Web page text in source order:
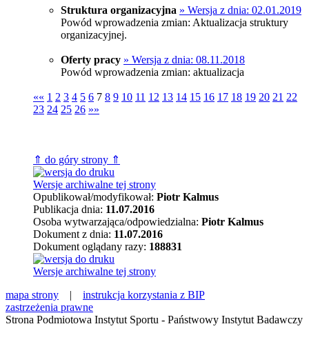
Struktura organizacyjna » Wersja z dnia: 02.01.2019
Powód wprowadzenia zmian: Aktualizacja struktury
organizacyjnej.
Oferty pracy » Wersja z dnia: 08.11.2018
Powód wprowadzenia zmian: aktualizacja
«« 1 2 3 4 5 6 7 8 9 10 11 12 13 14 15 16 17 18 19 20 21 22
23 24 25 26 »»
⇑ do góry strony ⇑
Wersje archiwalne tej strony
Opublikował/modyfikował: Piotr Kalmus
Publikacja dnia: 11.07.2016
Osoba wytwarzająca/odpowiedzialna: Piotr Kalmus
Dokument z dnia: 11.07.2016
Dokument oglądany razy: 188831
Wersje archiwalne tej strony
mapa strony | instrukcja korzystania z BIP
zastrzeżenia prawne
Strona Podmiotowa Instytut Sportu - Państwowy Instytut Badawczy